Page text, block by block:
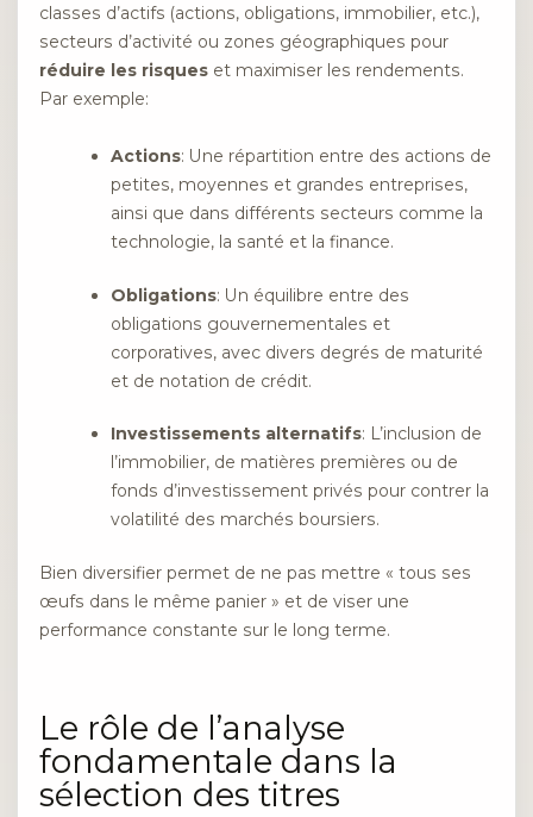
classes d’actifs (actions, obligations, immobilier, etc.),
secteurs d’activité ou zones géographiques pour
réduire les risques et maximiser les rendements.
Par exemple:
Actions: Une répartition entre des actions de
petites, moyennes et grandes entreprises,
ainsi que dans différents secteurs comme la
technologie, la santé et la finance.
Obligations: Un équilibre entre des
obligations gouvernementales et
corporatives, avec divers degrés de maturité
et de notation de crédit.
Investissements alternatifs: L’inclusion de
l’immobilier, de matières premières ou de
fonds d’investissement privés pour contrer la
volatilité des marchés boursiers.
Bien diversifier permet de ne pas mettre « tous ses
œufs dans le même panier » et de viser une
performance constante sur le long terme.
Le rôle de l’analyse
fondamentale dans la
sélection des titres